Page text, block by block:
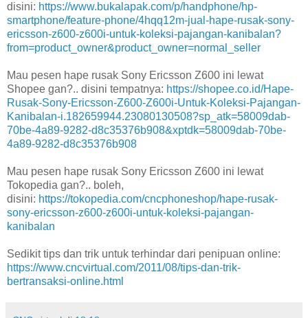
disini: https://www.bukalapak.com/p/handphone/hp-
smartphone/feature-phone/4hqq12m-jual-hape-rusak-sony-
ericsson-z600-z600i-untuk-koleksi-pajangan-kanibalan?
from=product_owner&product_owner=normal_seller
Mau pesen hape rusak Sony Ericsson Z600 ini lewat
Shopee gan?.. disini tempatnya: https://shopee.co.id/Hape-
Rusak-Sony-Ericsson-Z600-Z600i-Untuk-Koleksi-Pajangan-
Kanibalan-i.182659944.23080130508?sp_atk=58009dab-
70be-4a89-9282-d8c35376b908&xptdk=58009dab-70be-
4a89-9282-d8c35376b908
Mau pesen hape rusak Sony Ericsson Z600 ini lewat
Tokopedia gan?.. boleh,
disini: https://tokopedia.com/cncphoneshop/hape-rusak-
sony-ericsson-z600-z600i-untuk-koleksi-pajangan-
kanibalan
Sedikit tips dan trik untuk terhindar dari penipuan online:
https://www.cncvirtual.com/2011/08/tips-dan-trik-
bertransaksi-online.html